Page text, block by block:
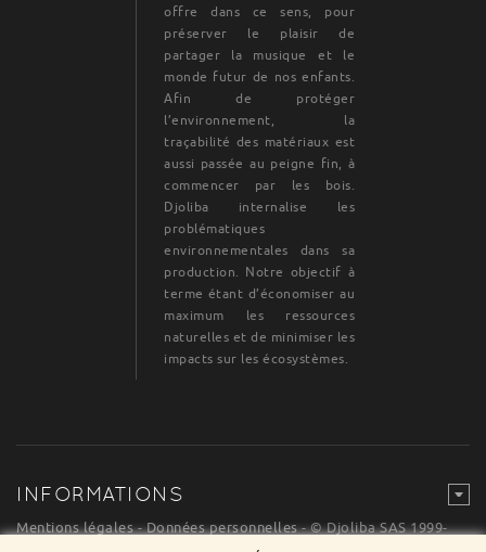
offre dans ce sens, pour
préserver le plaisir de
partager la musique et le
monde futur de nos enfants.
Afin de protéger
l’environnement, la
traçabilité des matériaux est
aussi passée au peigne fin, à
commencer par les bois.
Djoliba internalise les
problématiques
environnementales dans sa
production. Notre objectif à
terme étant d’économiser au
maximum les ressources
naturelles et de minimiser les
impacts sur les écosystèmes.
INFORMATIONS
Mentions légales-Données personnelles- © Djoliba SAS 1999-